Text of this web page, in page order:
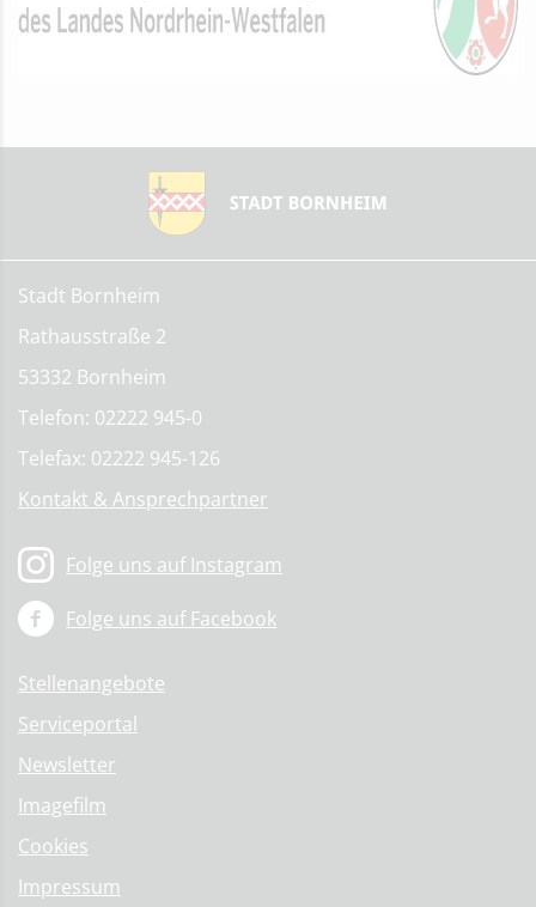
Stadt Bornheim
Rathausstraße 2
53332 Bornheim
Telefon: 02222 945-0
Telefax: 02222 945-126
Kontakt & Ansprechpartner
Folge uns auf Instagram
Folge uns auf Facebook
Stellenangebote
Serviceportal
Newsletter
Imagefilm
Cookies
Impressum